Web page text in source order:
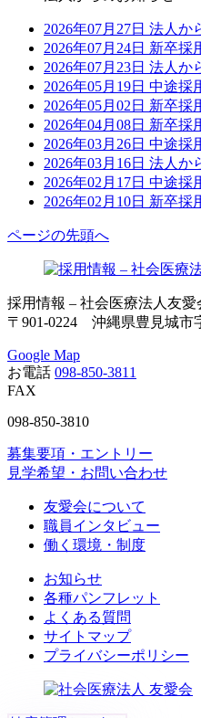
2026年07月27日 法人か
2026年07月24日 新卒採
2026年07月23日 法人か
2026年05月19日 中途採
2026年05月02日 新卒採
2026年04月08日 新卒採
2026年03月26日 中途採
2026年03月16日 法人か
2026年02月17日 中途採
2026年02月10日 新卒採
ページの先頭へ
採用情報 – 社会医療法人友愛
〒901-0224 沖縄県豊見城市
Google Map
お電話 098-850-3811
FAX
098-850-3810
募集要項・エントリー
見学希望・お問い合わせ
友愛会について
職員インタビュー
働く環境・制度
お知らせ
各種パンフレット
よくある質問
サイトマップ
プライバシーポリシー